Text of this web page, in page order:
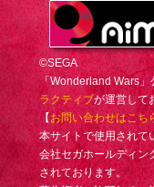
©SEGA
「Wonderland Wars
ラクティブが運営して
【お問い合わせはこち
本サイトで使用されて
会社セガホールディン
されております。